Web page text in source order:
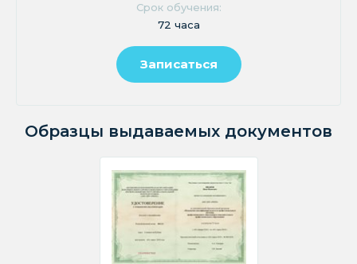
Срок обучения:
72 часа
Записаться
Образцы выдаваемых документов